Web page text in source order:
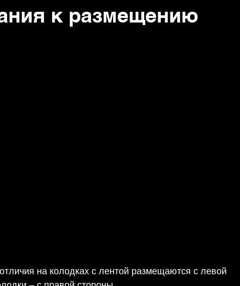
к размещению
на колодках с лентой размещаются с левой